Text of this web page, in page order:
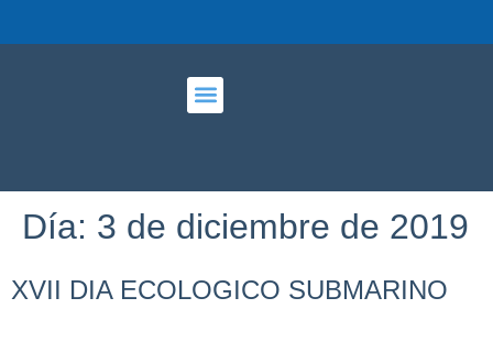
Día: 3 de diciembre de 2019
XVII DIA ECOLOGICO SUBMARINO